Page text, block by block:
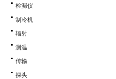
检漏仪
制冷机
辐射
测温
传输
探头